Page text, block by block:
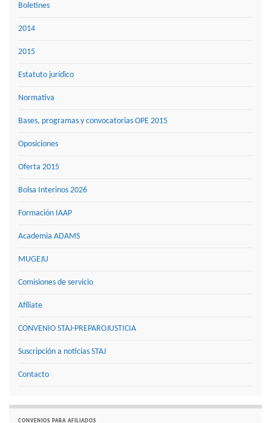
Boletines
2014
2015
Estatuto jurídico
Normativa
Bases, programas y convocatorias OPE 2015
Oposiciones
Oferta 2015
Bolsa Interinos 2026
Formación IAAP
Academia ADAMS
MUGEJU
Comisiones de servicio
Afíliate
CONVENIO STAJ-PREPAROJUSTICIA
Suscripción a noticias STAJ
Contacto
CONVENIOS PARA AFILIADOS